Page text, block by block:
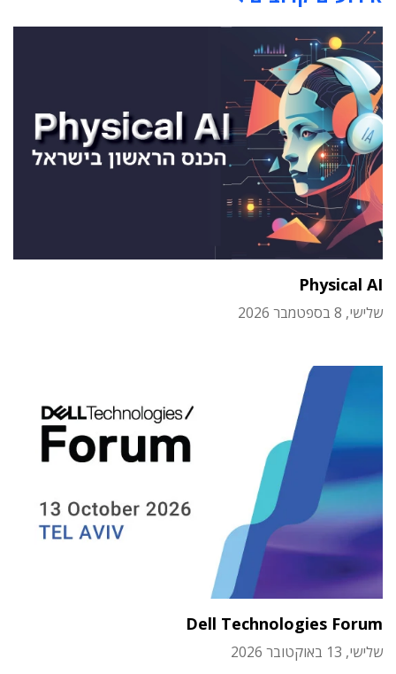
Physical AI
שלישי, 8 בספטמבר 2026
Dell Technologies Forum
שלישי, 13 באוקטובר 2026